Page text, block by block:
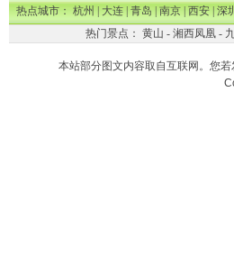
热点城市：杭州|大连|青岛|南京|西安|深
热门景点： 黄山 - 湘西凤凰-
本站部分图文内容取自互联网。您